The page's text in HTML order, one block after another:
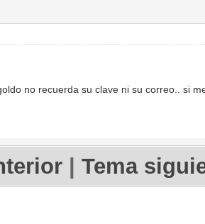
no recuerda su clave ni su correo.. si
Tema